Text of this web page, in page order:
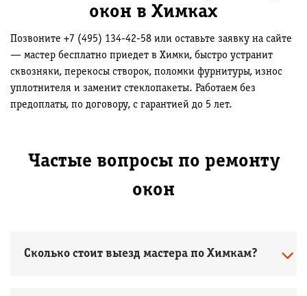
окон в Химках
Позвоните +7 (495) 134-42-58 или оставьте заявку на сайте
— мастер бесплатно приедет в Химки, быстро устранит
сквозняки, перекосы створок, поломки фурнитуры, износ
уплотнителя и заменит стеклопакеты. Работаем без
предоплаты, по договору, с гарантией до 5 лет.
Частые вопросы по ремонту
окон
Сколько стоит выезд мастера по Химкам?